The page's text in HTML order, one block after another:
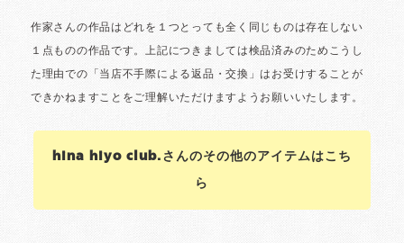
hina hiyo club.さんのその他のアイテムはこち
ら